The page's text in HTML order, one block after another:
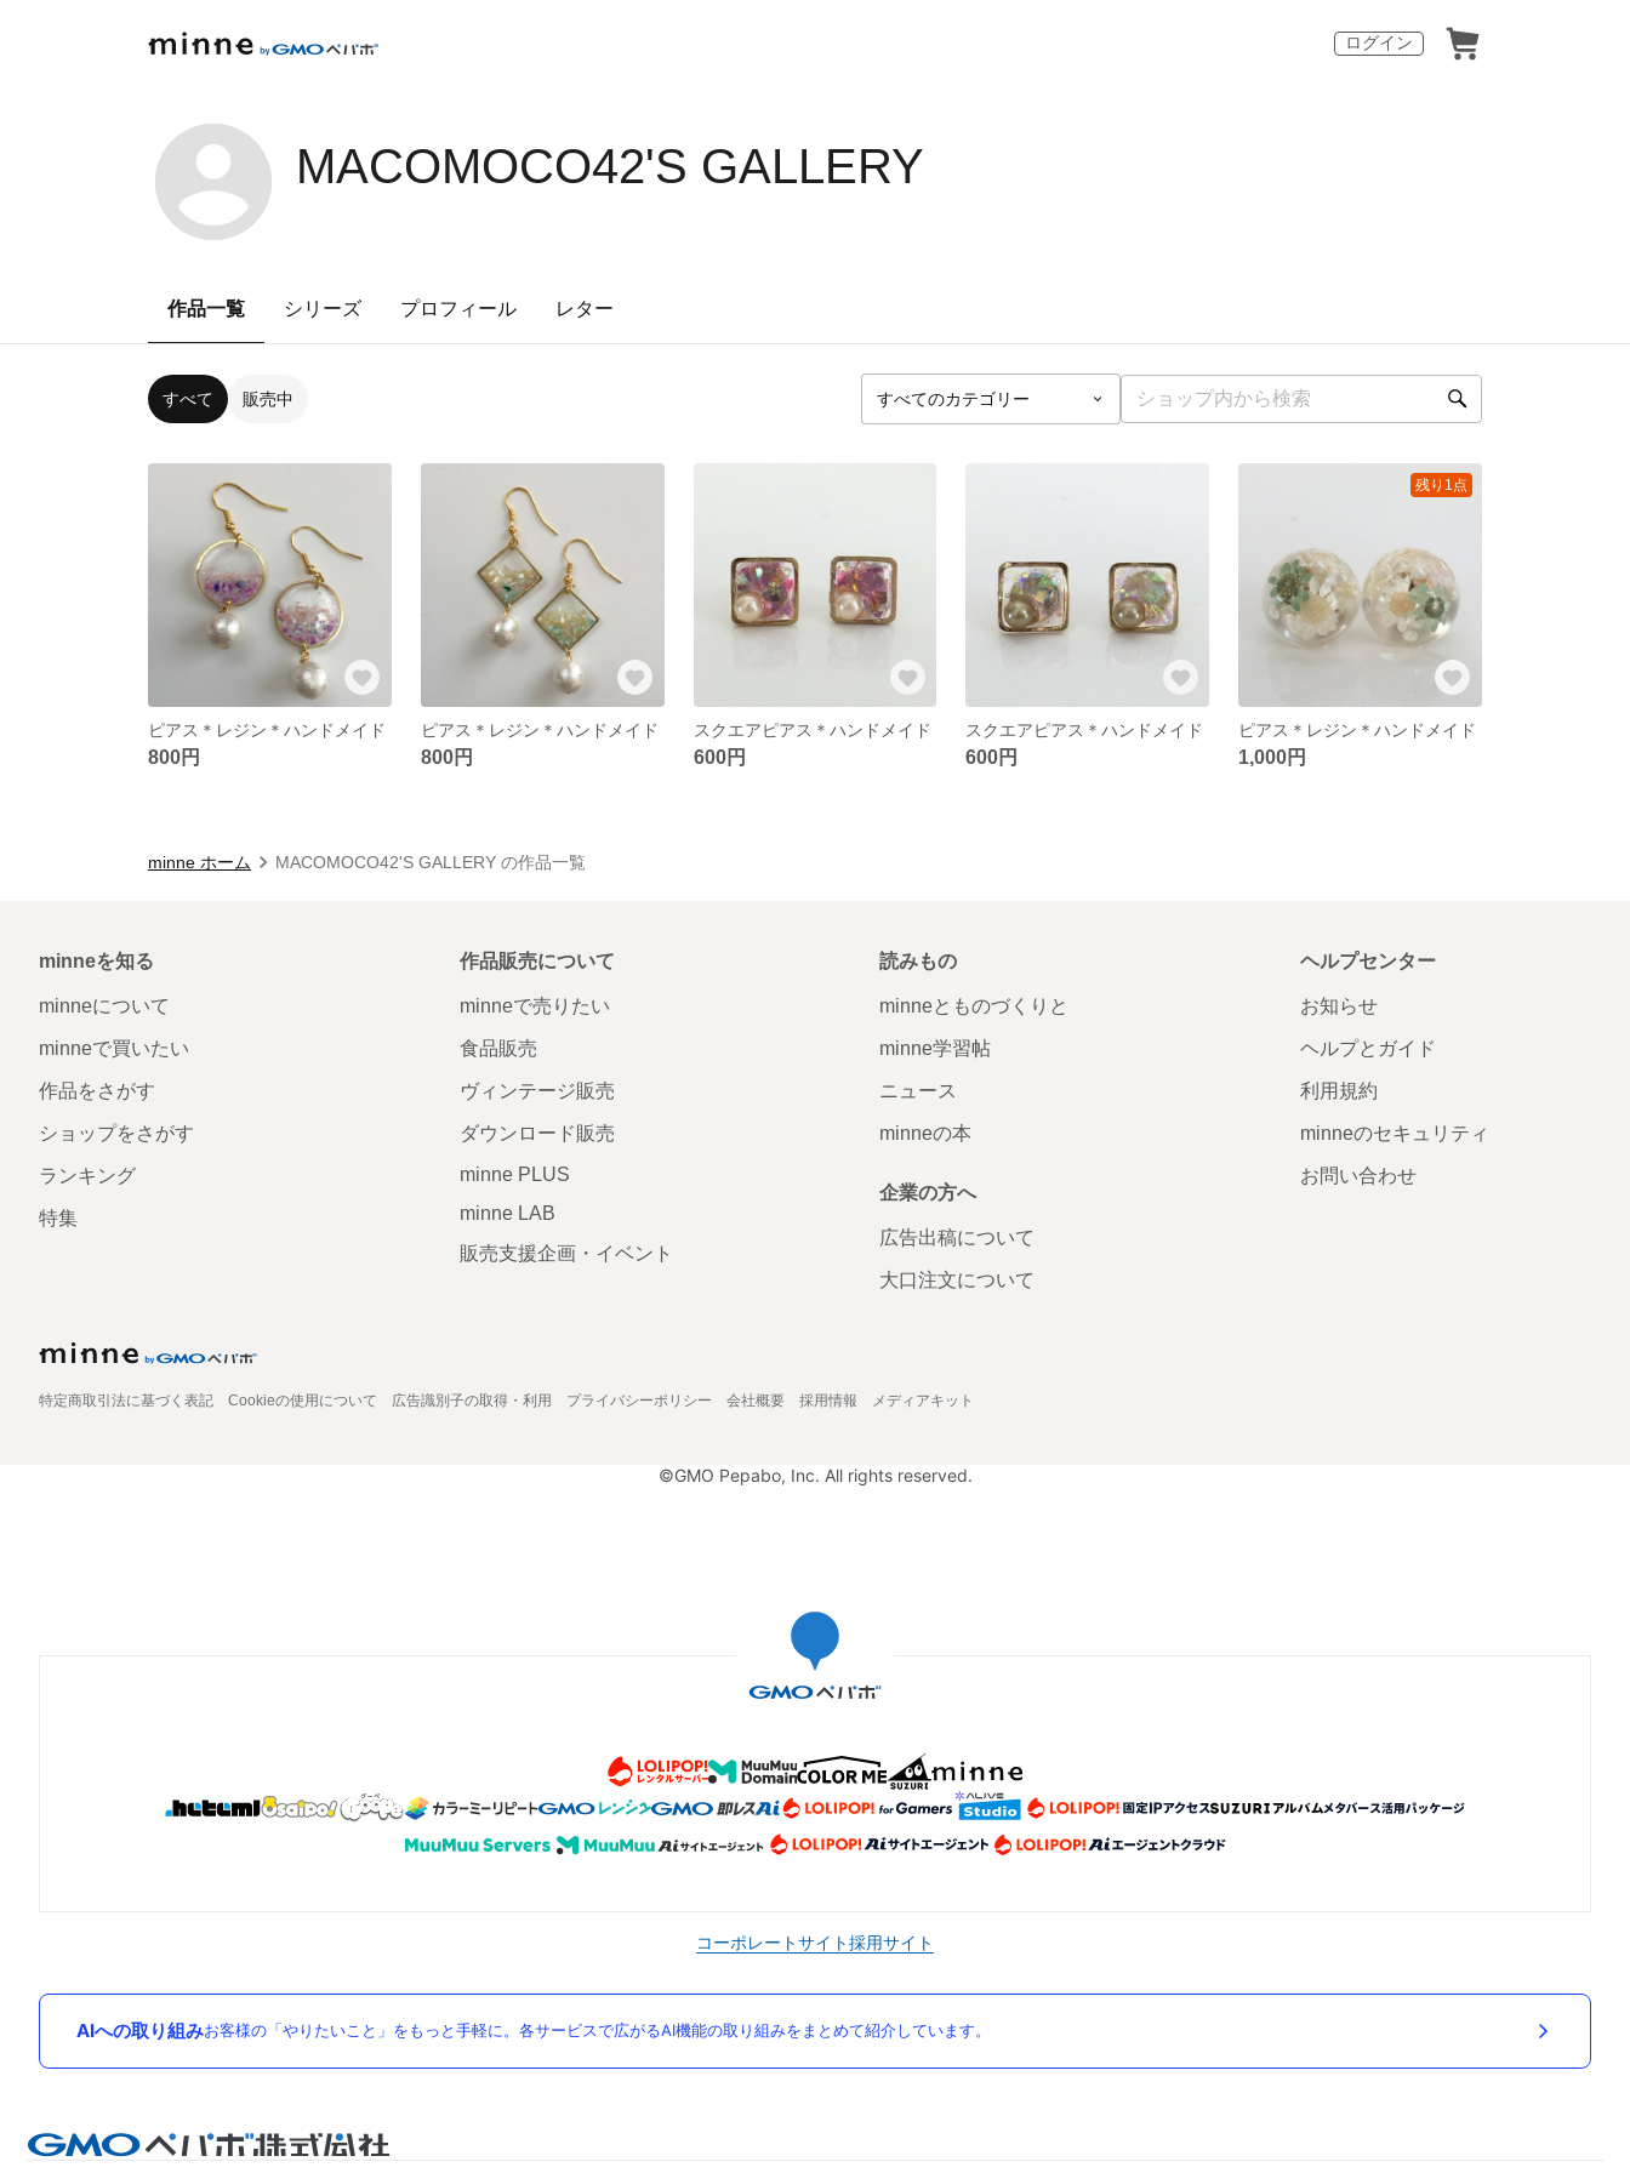
ログイン
MACOMOCO42'S GALLERY
作品一覧 シリーズ プロフィール レター
すべて 販売中
ピアス＊レジン＊ハンドメイド
800円
ピアス＊レジン＊ハンドメイド
800円
スクエアピアス＊ハンドメイド
600円
スクエアピアス＊ハンドメイド
600円
残り1点
ピアス＊レジン＊ハンドメイド
1,000円
minne ホーム MACOMOCO42'S GALLERY の作品一覧
minneを知る
minneについて
minneで買いたい
作品をさがす
ショップをさがす
ランキング
特集
作品販売について
minneで売りたい
食品販売
ヴィンテージ販売
ダウンロード販売
minne PLUS
minne LAB
販売支援企画・イベント
読みもの
minneとものづくりと
minne学習帖
ニュース
minneの本
企業の方へ
広告出稿について
大口注文について
ヘルプセンター
お知らせ
ヘルプとガイド
利用規約
minneのセキュリティ
お問い合わせ
特定商取引法に基づく表記 Cookieの使用について 広告識別子の取得・利用 プライバシーポリシー 会社概要 採用情報 メディアキット
©GMO Pepabo, Inc. All rights reserved.
コーポレートサイト採用サイト
AIへの取り組みお客様の「やりたいこと」をもっと手軽に。各サービスで広がるAI機能の取り組みをまとめて紹介しています。